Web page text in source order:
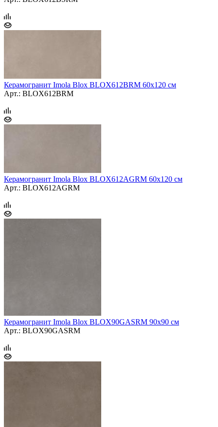
Керамогранит Imola Blox BLOX612BRM 60x120 см
Арт.: BLOX612BRM
Керамогранит Imola Blox BLOX612AGRM 60x120 см
Арт.: BLOX612AGRM
Керамогранит Imola Blox BLOX90GASRM 90x90 см
Арт.: BLOX90GASRM